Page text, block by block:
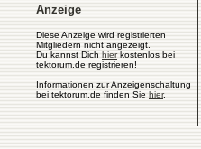
Anzeige
Diese Anzeige wird registrierten
Mitgliedern nicht angezeigt.
Du kannst Dich hierkostenlos bei
tektorum.de registrieren!
Informationen zur Anzeigenschaltung
bei tektorum.de finden Sie hier.